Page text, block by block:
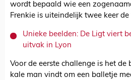
wordt bepaald wie een
Frenkie is uiteindelijk twee keer
Unieke beelden: De Ligt viert
uitvak in Lyon
Voor de eerste challenge is het de
kale man vindt om een balletje